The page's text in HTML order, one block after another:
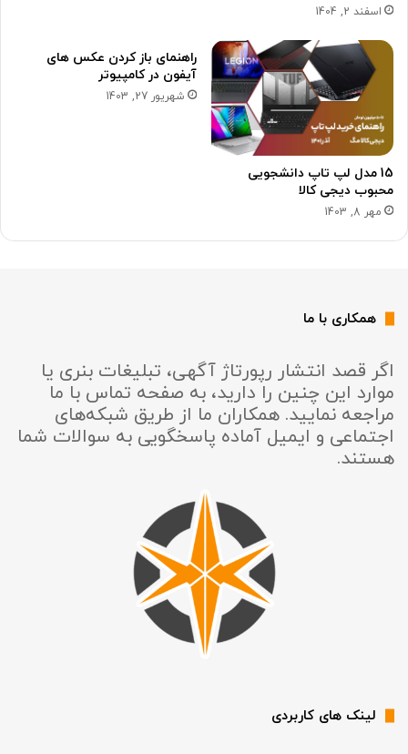
اسفند 2, 1404
15 مدل لپ تاپ دانشجویی
محبوب دیجی کالا
مهر 8, 1403
راهنمای باز کردن عکس های
آیفون در کامپیوتر
شهریور 27, 1403
همکاری با ما
اگر قصد انتشار رپورتاژ آگهی، تبلیغات بنری یا
موارد این چنین را دارید، به صفحه تماس با ما
مراجعه نمایید. همکاران ما از طریق شبکه‌های
اجتماعی و ایمیل آماده پاسخگویی به سوالات شما
هستند.
لینک های کاربردی